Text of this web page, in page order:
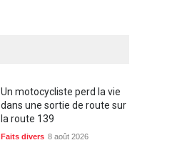
Un motocycliste perd la vie
dans une sortie de route sur
la route 139
Faits divers 8 août 2026